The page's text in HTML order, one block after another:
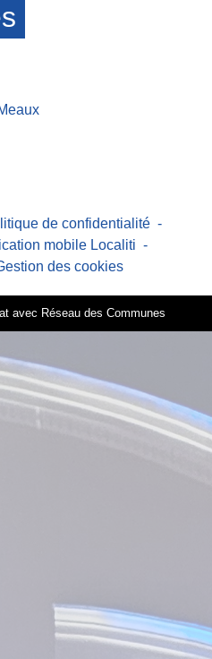
de confidentialité -
mobile Localiti -
des cookies
avec Réseau des Communes